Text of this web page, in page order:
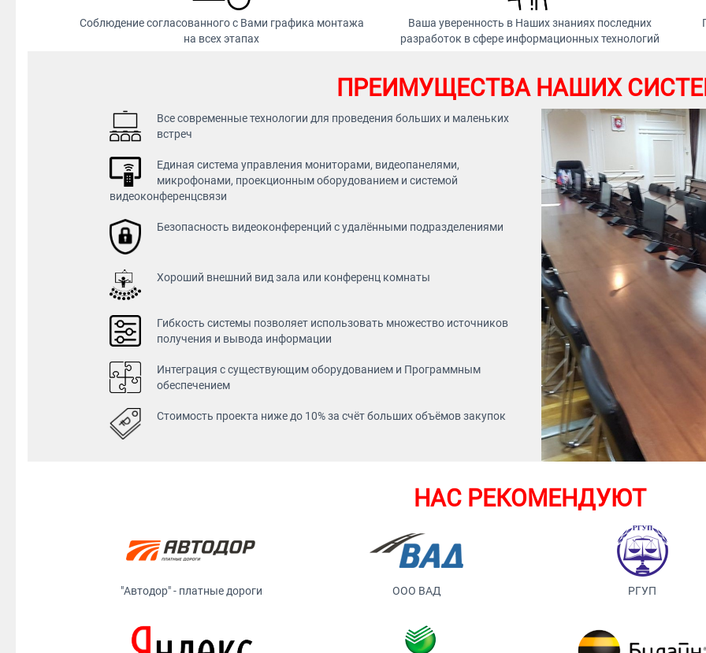
Соблюдение согласованного с Вами графика монтажа
на всех этапах
Ваша уверенность в Наших знаниях последних
разработок в сфере информационных технологий
ПРЕИМУЩЕСТВА НАШИХ
Все современные технологии для проведения больших и маленьких
встреч
Единая система управления мониторами, видеопанелями,
микрофонами, проекционным оборудованием и системой
видеоконференцсвязи
Безопасность видеоконференций с удалёнными подразделениями
Хороший внешний вид зала или конференц комнаты
Гибкость системы позволяет использовать множество источников
получения и вывода информации
Интеграция с существующим оборудованием и Программным
обеспечением
Стоимость проекта ниже до 10% за счёт больших объёмов закупок
НАС РЕКОМЕНДУЮТ
"Автодор" - платные дороги ООО ВАД РГУП